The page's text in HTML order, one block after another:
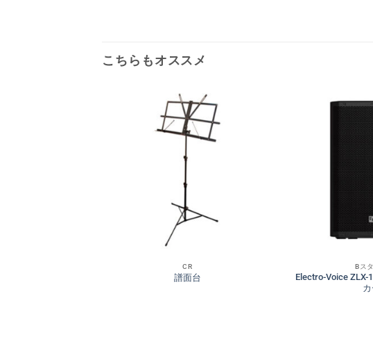
こちらもオススメ
CR
譜面台
Bス
Electro-Voice ZLX-